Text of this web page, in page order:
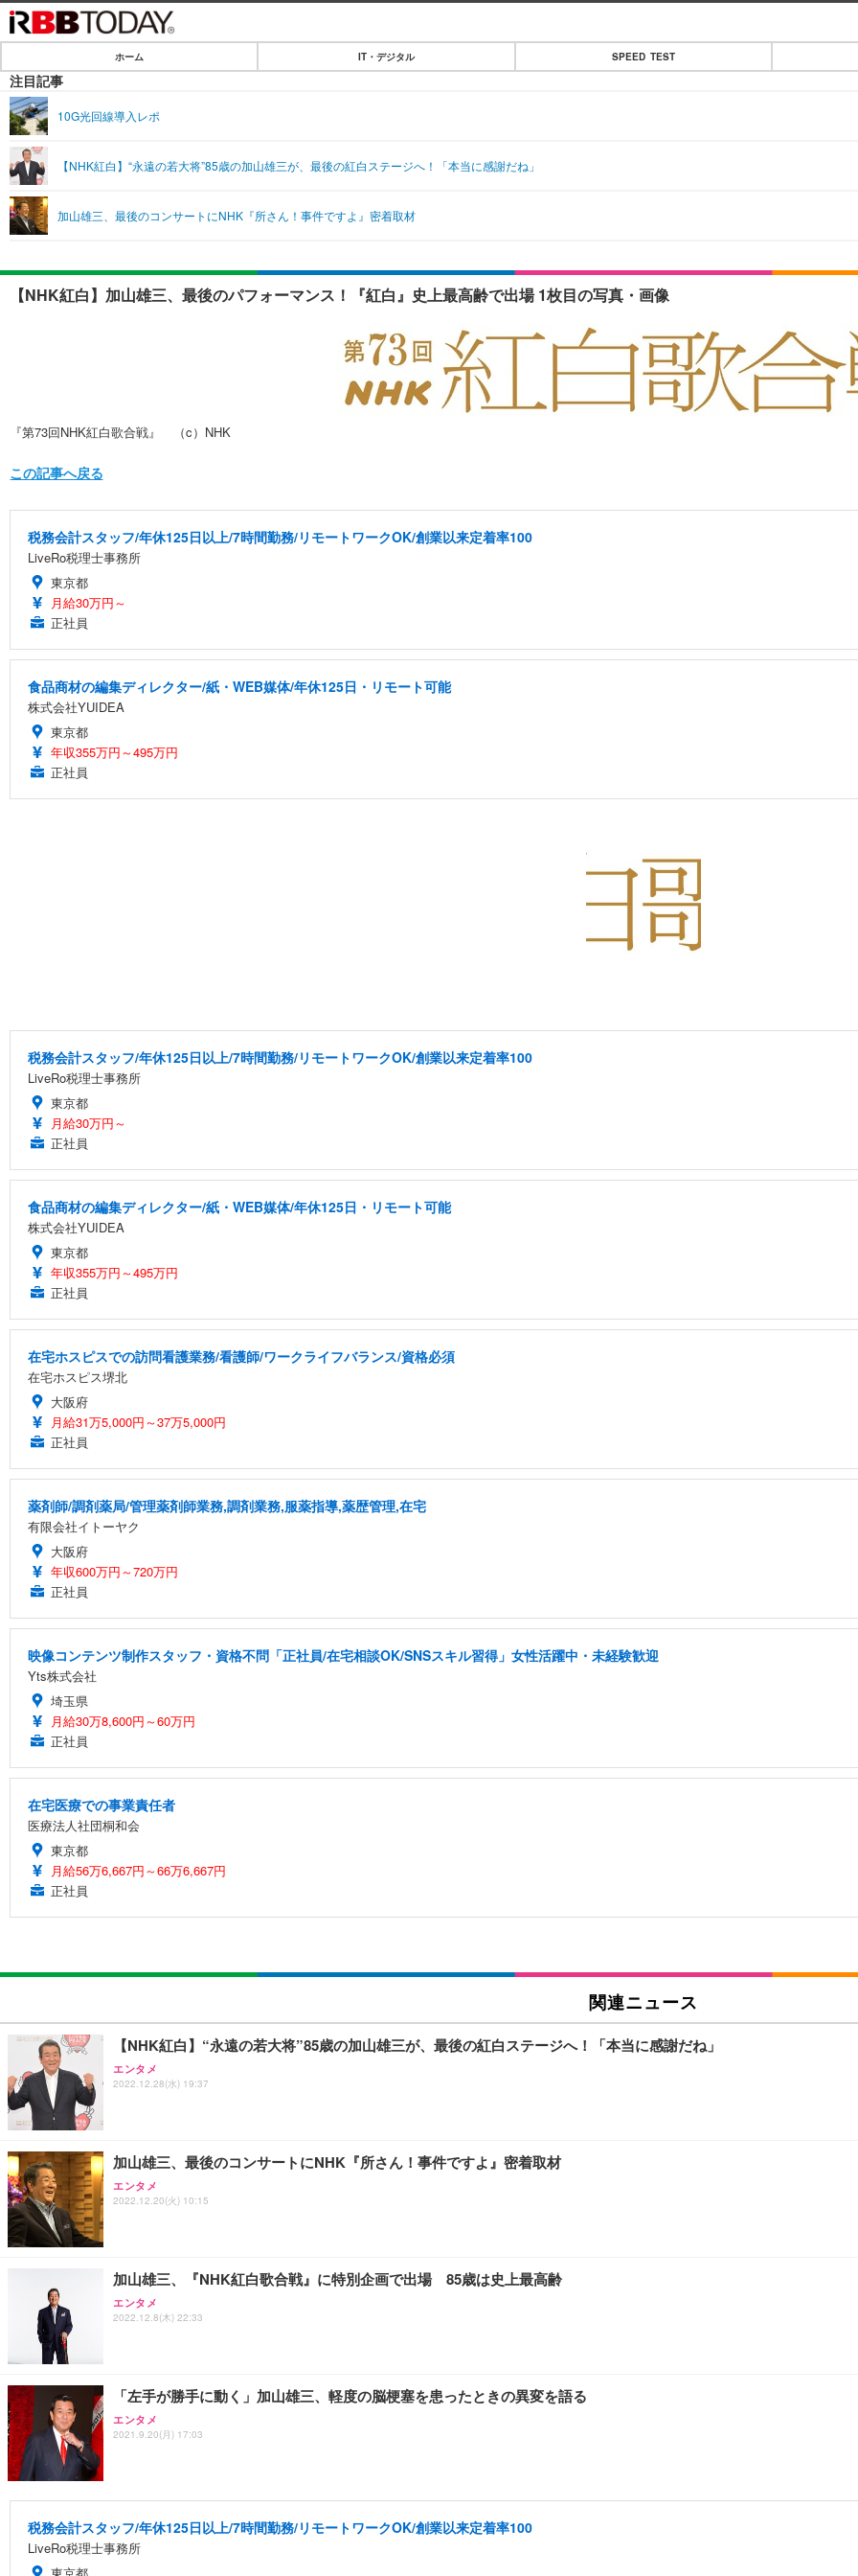
IT・デジタル
ショッピング
SPEED TEST
エンタメ
エンタメTOP
音楽
グラビア
ライフ
ライフTOP
ペット
リリース一覧
ホーム IT・デジタル SPEED TEST
注目記事
10G光回線導入レポ
【NHK紅白】“永遠の若大将”85歳の加山雄三が、最後の紅白ステージへ！「本当に感謝だね」
加山雄三、最後のコンサートにNHK『所さん！事件ですよ』密着取材
【NHK紅白】加山雄三、最後のパフォーマンス！『紅白』史上最高齢で出場 1枚目の写真・画像
『第73回NHK紅白歌合戦』 （c）NHK
この記事へ戻る
税務会計スタッフ/年休125日以上/7時間勤務/リモートワークOK/創業以来定着率100
LiveRo税理士事務所
東京都
月給30万円～
正社員
食品商材の編集ディレクター/紙・WEB媒体/年休125日・リモート可能
株式会社YUIDEA
東京都
年収355万円～495万円
正社員
税務会計スタッフ/年休125日以上/7時間勤務/リモートワークOK/創業以来定着率100
LiveRo税理士事務所
東京都
月給30万円～
正社員
食品商材の編集ディレクター/紙・WEB媒体/年休125日・リモート可能
株式会社YUIDEA
東京都
年収355万円～495万円
正社員
在宅ホスピスでの訪問看護業務/看護師/ワークライフバランス/資格必須
在宅ホスピス堺北
大阪府
月給31万5,000円～37万5,000円
正社員
薬剤師/調剤薬局/管理薬剤師業務,調剤業務,服薬指導,薬歴管理,在宅
有限会社イトーヤク
大阪府
年収600万円～720万円
正社員
映像コンテンツ制作スタッフ・資格不問「正社員/在宅相談OK/SNSスキル習得」女性活躍中・未経験歓迎
Yts株式会社
埼玉県
月給30万8,600円～60万円
正社員
在宅医療での事業責任者
医療法人社団桐和会
東京都
月給56万6,667円～66万6,667円
正社員
関連ニュース
【NHK紅白】“永遠の若大将”85歳の加山雄三が、最後の紅白ステージへ！「本当に感謝だね」
エンタメ
2022.12.28(水) 19:37
加山雄三、最後のコンサートにNHK『所さん！事件ですよ』密着取材
エンタメ
2022.12.20(火) 10:15
加山雄三、『NHK紅白歌合戦』に特別企画で出場 85歳は史上最高齢
エンタメ
2022.12.8(木) 22:33
「左手が勝手に動く」加山雄三、軽度の脳梗塞を患ったときの異変を語る
エンタメ
2021.9.20(月) 17:03
税務会計スタッフ/年休125日以上/7時間勤務/リモートワークOK/創業以来定着率100
LiveRo税理士事務所
東京都